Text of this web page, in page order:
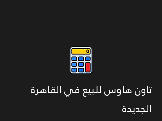
تاون هاوس للبيع في القاهرة
الجديدة